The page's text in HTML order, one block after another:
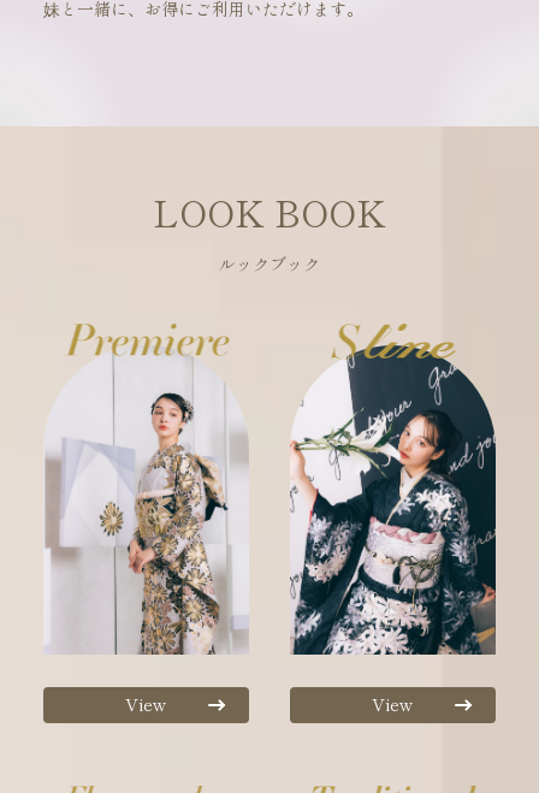
妹と一緒に、お得にご利用いただけます。
LOOK BOOK
ルックブック
View View